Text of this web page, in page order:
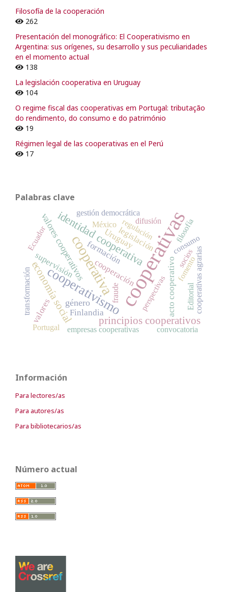
Filosofía de la cooperación
262
Presentación del monográfico: El Cooperativismo en
Argentina: sus orígenes, su desarrollo y sus peculiaridades
en el momento actual
138
La legislación cooperativa en Uruguay
104
O regime fiscal das cooperativas em Portugal: tributação
do rendimento, do consumo e do património
19
Régimen legal de las cooperativas en el Perú
17
Palabras clave
cooperativas
cooperativa
cooperativismo
identidad cooperativa
principios cooperativos
economía socialgénero
valores cooperativos cooperación
legislación
formación
acto cooperativo
valores
Uruguay
Finlandia
supervisión
perspectivas
regulación
gestión democrática
empresas cooperativas
Ecuador
fomentocooperativas agrarias
convocatoria
difusión
Portugal
consumo
Editorial
fraude
México
transformación
filosofía
socios
Información
Para lectores/as
Para autores/as
Para bibliotecarios/as
Número actual